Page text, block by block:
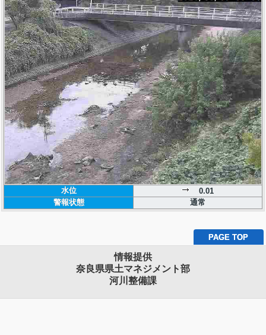
水位
0.01
警報状態
通常
PAGE TOP
情報提供
奈良県県土マネジメント部
河川整備課